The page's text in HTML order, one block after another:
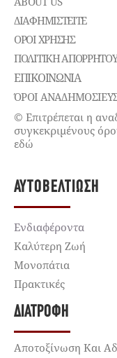
ΔΙΑΦΗΜΙΣΤΕΊΤΕ
ΌΡΟΙ ΧΡΉΣΗΣ
ΠΟΛΙΤΙΚΉ ΑΠΟΡΡΉΤΟΥ
ΕΠΙΚΟΙΝΩΝΊΑ
ΌΡΟΙ
© Επιτρέπεται η
συγκεκριμένους
εδώ
ΑΥΤΟΒΕΛΤΊΩΣΗ
Ενδιαφέροντα
Καλύτερη Ζωή
Μονοπάτια
Πρακτικές
ΔΙΑΤΡΟΦΉ
Αποτοξίνωση Και